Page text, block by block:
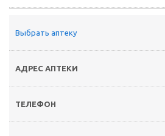
Выбрать аптеку